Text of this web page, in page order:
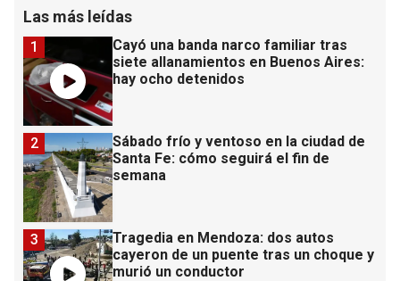
Las más leídas
Cayó una banda narco familiar tras
siete allanamientos en Buenos Aires:
hay ocho detenidos
1
Sábado frío y ventoso en la ciudad de
Santa Fe: cómo seguirá el fin de
semana
2
Tragedia en Mendoza: dos autos
cayeron de un puente tras un choque y
murió un conductor
3